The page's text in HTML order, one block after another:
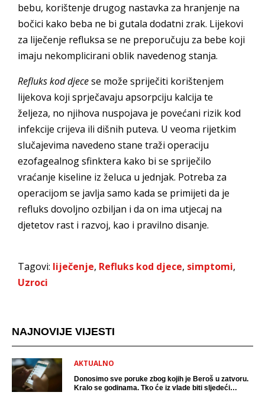
bebu, korištenje drugog nastavka za hranjenje na
bočici kako beba ne bi gutala dodatni zrak. Lijekovi
za liječenje refluksa se ne preporučuju za bebe koji
imaju nekomplicirani oblik navedenog stanja.
Refluks kod djecese može spriječiti korištenjem
lijekova koji sprječavaju apsorpciju kalcija te
željeza, no njihova nuspojava je povećani rizik kod
infekcije crijeva ili dišnih puteva. U veoma rijetkim
slučajevima navedeno stane traži operaciju
ezofagealnog sfinktera kako bi se spriječilo
vraćanje kiseline iz želuca u jednjak. Potreba za
operacijom se javlja samo kada se primijeti da je
refluks dovoljno ozbiljan i da on ima utjecaj na
djetetov rast i razvoj, kao i pravilno disanje.
Tagovi: liječenje, Refluks kod djece, simptomi,
Uzroci
NAJNOVIJE VIJESTI
AKTUALNO
Donosimo sve poruke zbog kojih je Beroš u zatvoru.
Kralo se godinama. Tko će iz vlade biti sljedeći